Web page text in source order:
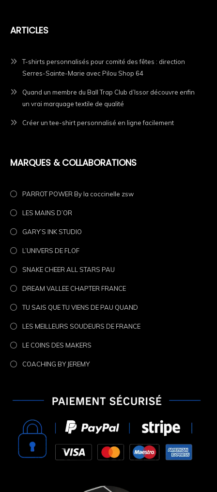
ARTICLES
T-shirts personnalisés pour comité des fêtes : direction
Serres-Sainte-Marie avec Pilou Shop 64
Quand un membre du Ball Trap Club d’Issor découvre enfin
un vrai marquage textile de qualité
Créer un tee-shirt personnalisé en ligne facilement
MARQUES & COLLABORATIONS
PARROT POWER By la coccinelle zsw
LES MAINS D’OR
GARY’S INK STUDIO
L’UNIVERS DE FLOF
SNAKE CHEER ALL STARS PAU
DREAM VALLEE CHAPTER FRANCE
TU SAIS QUE TU VIENS DE PAU QUAND
LES MEILLEURS SOUDEURS DE FRANCE
LE COINS DES MAKERS
COACHING BY JEREMY